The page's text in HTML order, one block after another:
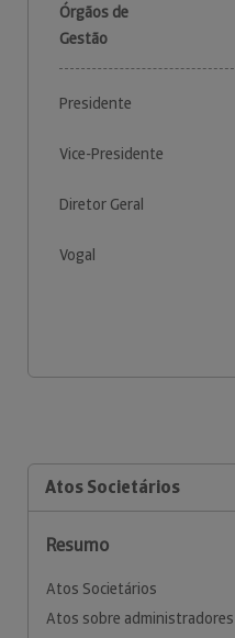
Órgãos de
Gestão
Presidente
Vice-Presidente
Diretor Geral
Vogal
Atos Societários
Resumo
Atos Societários
Atos sobre administradores